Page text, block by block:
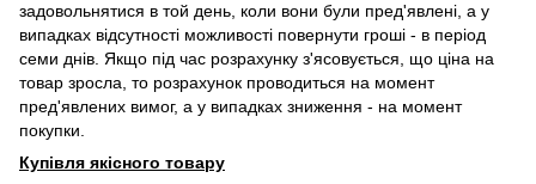
задовольнятися в той день, коли вони були пред'явлені, а у
випадках відсутності можливості повернути гроші - в період
семи днів. Якщо під час розрахунку з'ясовується, що ціна на
товар зросла, то розрахунок проводиться на момент
пред'явлених вимог, а у випадках зниження - на момент
покупки.
Купівля якісного товару